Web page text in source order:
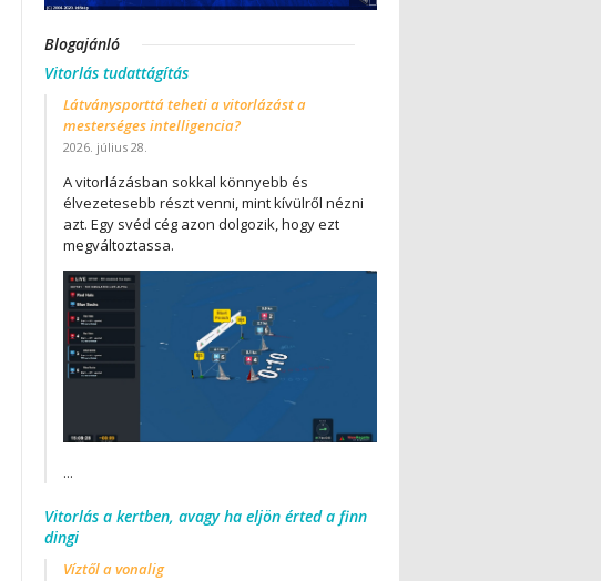
Blogajánló
Vitorlás tudattágítás
Látványsporttá teheti a vitorlázást a
mesterséges intelligencia?
2026. július 28.
A vitorlázásban sokkal könnyebb és
élvezetesebb részt venni, mint kívülről nézni
azt. Egy svéd cég azon dolgozik, hogy ezt
megváltoztassa.
...
Vitorlás a kertben, avagy ha eljön érted a finn
dingi
Víztől a vonalig